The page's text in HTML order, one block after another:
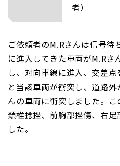
者）
ご依頼者のM.Rさんは信号
に進入してきた車両がM.Rさ
し、対向車線に進入、交差
と当該車両が衝突し、道路
んの車両に衝突しました。こ
頚椎捻挫、前胸部挫傷、右
した。